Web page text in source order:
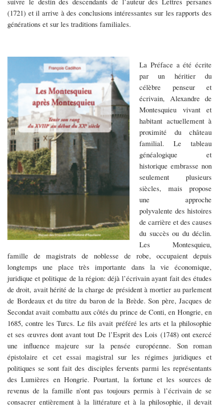
(1721) et il arrive à des conclusions intéressantes sur les rapports des
générations et sur les traditions familiales.
La Préface a été écrite
par un héritier du
célèbre penseur et
écrivain, Alexandre de
Montesquieu vivant et
habitant actuellement à
proximité du château
familial. Le tableau
généalogique et
historique embrasse non
seulement plusieurs
siècles, mais propose
une approche
polyvalente des histoires
de carrière et des causes
du succès ou du déclin.
Les Montesquieu,
famille de magistrats de noblesse de robe, occupaient depuis
longtemps une place très importante dans la vie économique,
juridique et politique de la région: déjà l’écrivain ayant fait des études
de droit, avait hérité de la charge de président à mortier au parlement
de Bordeaux et du titre du baron de la Brède. Son père, Jacques de
Secondat avait combattu aux côtés du prince de Conti, en Hongrie, en
1685, contre les Turcs. Le fils avait préféré les arts et la philosophie
et ses œuvres dont avant tout De l’Esprit des Lois (1748) ont exercé
une influence majeure sur la pensée européenne. Son roman
épistolaire et cet essai magistral sur les régimes juridiques et
politiques se sont fait des disciples fervents parmi les représentants
des Lumières en Hongrie. Pourtant, la fortune et les sources de
revenus de la famille n’ont pas toujours permis à l’écrivain de se
consacrer entièrement à la littérature et à la philosophie, il devait